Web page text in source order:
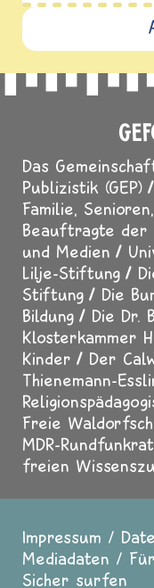
Das
Publizistik (GEP)
Familie,
Beauftragte der
und Medien
Lilje-Stiftung
Stiftung
Die
Bildung
Die Dr.
Klosterkammer
Kinder
Der
Thienemann-
Freie
MDR-Rundfunkrat
freien
Fußzeile
Impressum
Mediadaten
Sicher surfen